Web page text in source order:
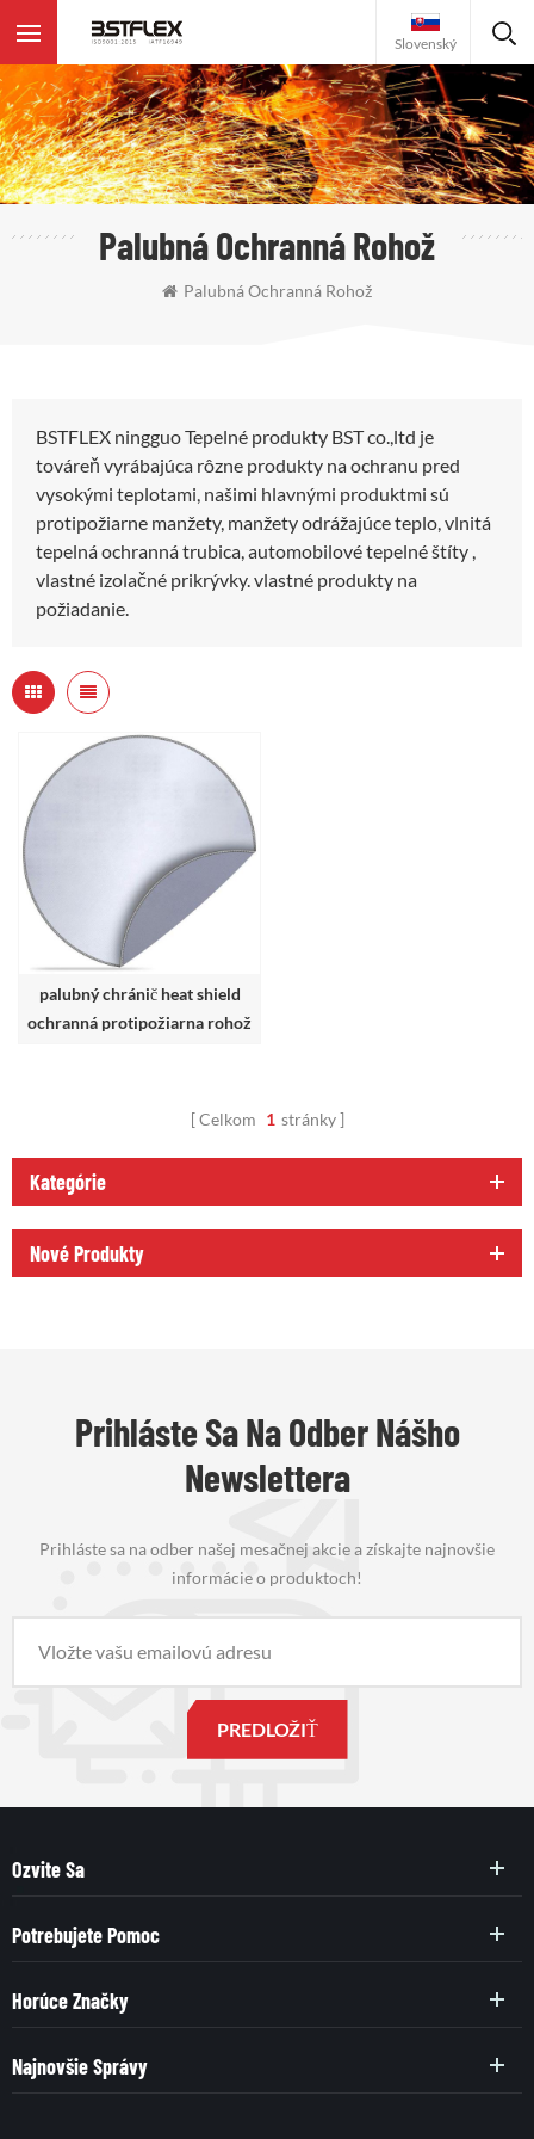
Slovenský
Palubná Ochranná Rohož
Palubná Ochranná Rohož
BSTFLEX ningguo Tepelné produkty BST co.,ltd je
továreň vyrábajúca rôzne produkty na ochranu pred
vysokými teplotami, našimi hlavnými produktmi sú
protipožiarne manžety, manžety odrážajúce teplo, vlnitá
tepelná ochranná trubica, automobilové tepelné štíty ,
vlastné izolačné prikrývky. vlastné produkty na
požiadanie.
palubný chránič heat shield
ochranná protipožiarna rohož
Celkom 1 stránky
Kategórie
Nové Produkty
Prihláste Sa Na Odber Nášho
Newslettera
Prihláste sa na odber našej mesačnej akcie a získajte najnovšie
informácie o produktoch!
Ozvite Sa
Potrebujete Pomoc
Horúce Značky
Najnovšie Správy